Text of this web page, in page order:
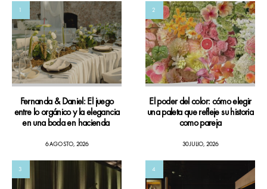
1
Fernanda & Daniel: El juego
entre lo orgánico y la elegancia
en una boda en hacienda
6 AGOSTO, 2026
2
El poder del color: cómo elegir
una paleta que refleje su historia
como pareja
30 JULIO, 2026
3 4